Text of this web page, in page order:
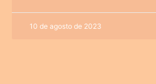
10 de agosto de 2023